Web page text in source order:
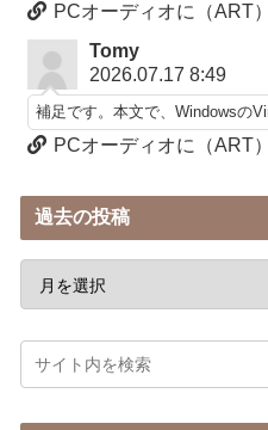
PCオーディオに（ART
Tomy
2026.07.17 8:49
補足です。本文で、Windowsの
PCオーディオに（ART
過去の投稿